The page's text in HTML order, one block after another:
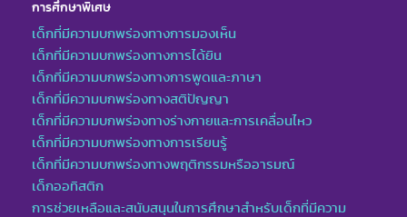
การศึกษาพิเศษ
เด็กที่มีความบกพร่องทางการมองเห็น
เด็กที่มีความบกพร่องทางการได้ยิน
เด็กที่มีความบกพร่องทางการพูดและภาษา
เด็กที่มีความบกพร่องทางสติปัญญา
เด็กที่มีความบกพร่องทางร่างกายและการเคลื่อนไหว
เด็กที่มีความบกพร่องทางการเรียนรู้
เด็กที่มีความบกพร่องทางพฤติกรรมหรืออารมณ์
เด็กออทิสติก
การช่วยเหลือและสนับสนุนในการศึกษาสำหรับเด็กที่มีความ